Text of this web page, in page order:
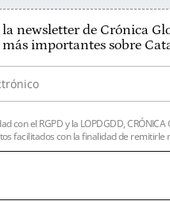
newsletter de Crónica
importantes sobre
con el RGPD y la LOPDGDD, CRÓNICA
facilitados con la finalidad de remitirle